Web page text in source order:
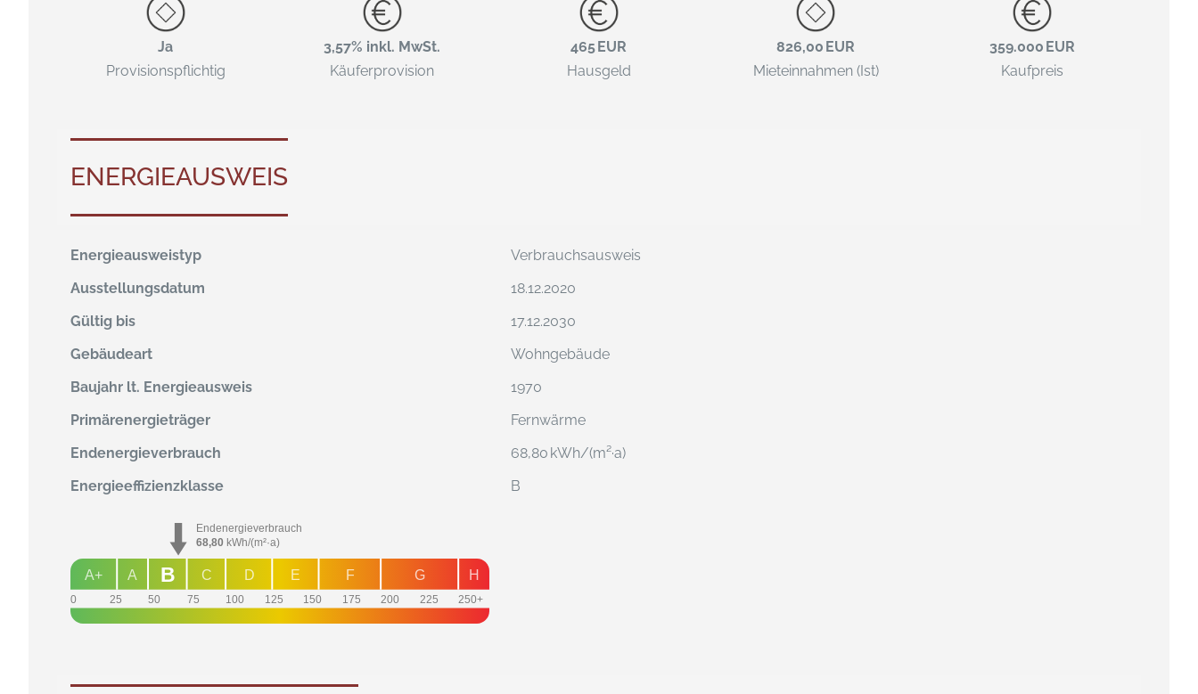
Ja
Provisionspflichtig
3,57% inkl. MwSt.
Käufer­provision
465 EUR
Hausgeld
826,00 EUR
Mieteinnahmen (Ist)
359.000 EUR
Kaufpreis
ENERGIEAUSWEIS
Energieausweistyp
Verbrauchs­ausweis
Ausstellungsdatum
18.12.2020
Gültig bis
17.12.2030
Gebäudeart
Wohngebäude
Baujahr lt. Energieausweis
1970
Primärenergieträger
Fernwärme
Endenergie­verbrauch
68,80 kWh/(m²·a)
Energie­effizienz­klasse
B
0 25 50 75 100 125 150 175 200 225 250+
H
G
F
E
D
C
A
A+ B
Endenergieverbrauch
68,80 kWh/(m²·a)